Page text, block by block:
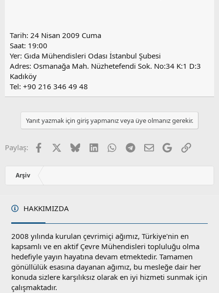
Tarih: 24 Nisan 2009 Cuma
Saat: 19:00
Yer: Gıda Mühendisleri Odası İstanbul Şubesi
Adres: Osmanağa Mah. Nüzhetefendi Sok. No:34 K:1 D:3
Kadıköy
Tel: +90 216 346 49 48
Yanıt yazmak için giriş yapmanız veya üye olmanız gerekir.
Paylaş: Facebook BlueskyLinkedInWhatsApp
Telegram
E-postaGoogleLink
Arşiv
HAKKIMIZDA
2008 yılında kurulan çevrimiçi ağımız, Türkiye'nin en
kapsamlı ve en aktif Çevre Mühendisleri topluluğu olma
hedefiyle yayın hayatına devam etmektedir. Tamamen
gönüllülük esasına dayanan ağımız, bu mesleğe dair her
konuda sizlere karşılıksız olarak en iyi hizmeti sunmak için
çalışmaktadır.